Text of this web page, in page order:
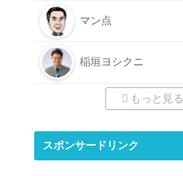
マン点
稲垣ヨシクニ
もっと見る
スポンサードリンク